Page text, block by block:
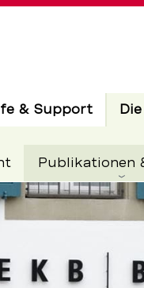
& Support
Publikationen